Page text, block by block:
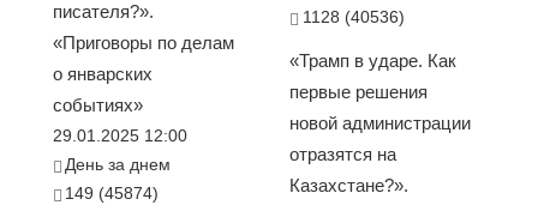
писателя?».
«Приговоры по делам
о январских
событиях»
29.01.2025 12:00
День за днем
149 (45874)
1128 (40536)
«Трамп в ударе. Как
первые решения
новой администрации
отразятся на
Казахстане?».